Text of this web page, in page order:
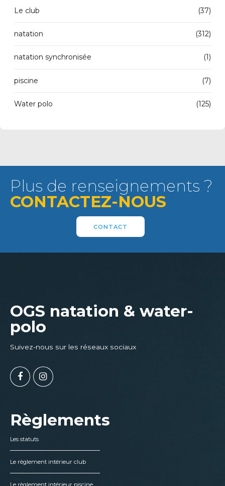
Le club (37)
natation (312)
natation synchronisée (1)
piscine (7)
Water polo (125)
Plus de renseignements ?
CONTACTEZ-NOUS
CONTACT
OGS natation & water-
polo
Suivez-nous sur les réseaux sociaux
Règlements
Les statuts
Le règlement intérieur club
Le règlement intérieur piscine